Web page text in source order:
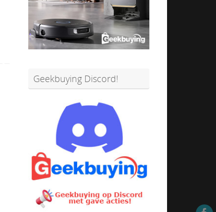
Geekbuying Discord!